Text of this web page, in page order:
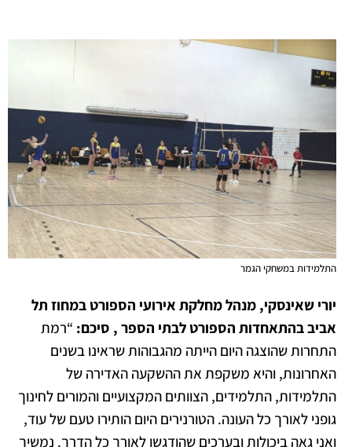
התלמידות במשחקי הגמר
יורי שאינסקי, מנהל מחלקת אירועי הספורט במחוז תל
אביב בהתאחדות הספורט לבתי הספר , סיכם: “רמת
התחרות שהוצגה היום הייתה מהגבוהות שראינו בשנים
האחרונות, והיא משקפת את ההשקעה האדירה של
התלמידות, התלמידים, הצוותים המקצועיים והמורים לחינוך
גופני לאורך כל העונה. הטורנירים היום הותירו טעם של עוד,
ואני גאה ביכולות ובערכים שהודגשו לאורך כל הדרך. נמשיך